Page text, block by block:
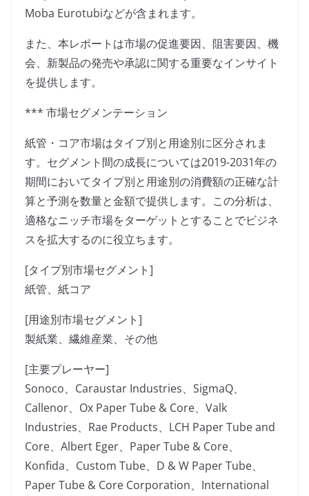
Moba Eurotubiなどが含まれます。
また、本レポートは市場の促進要因、阻害要因、機
会、新製品の発売や承認に関する重要なインサイト
を提供します。
*** 市場セグメンテーション
紙管・コア市場はタイプ別と用途別に区分されま
す。セグメント間の成長については2019-2031年の
期間においてタイプ別と用途別の消費額の正確な計
算と予測を数量と金額で提供します。この分析は、
適格なニッチ市場をターゲットとすることでビジネ
スを拡大するのに役立ちます。
[タイプ別市場セグメント]
紙管、紙コア
[用途別市場セグメント]
製紙業、繊維産業、その他
[主要プレーヤー]
Sonoco、Caraustar Industries、SigmaQ、
Callenor、Ox Paper Tube & Core、Valk
Industries、Rae Products、LCH Paper Tube and
Core、Albert Eger、Paper Tube & Core、
Konfida、Custom Tube、D & W Paper Tube、
Paper Tube & Core Corporation、International